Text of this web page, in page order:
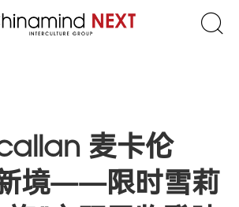
麦卡伦
境——限时雪莉